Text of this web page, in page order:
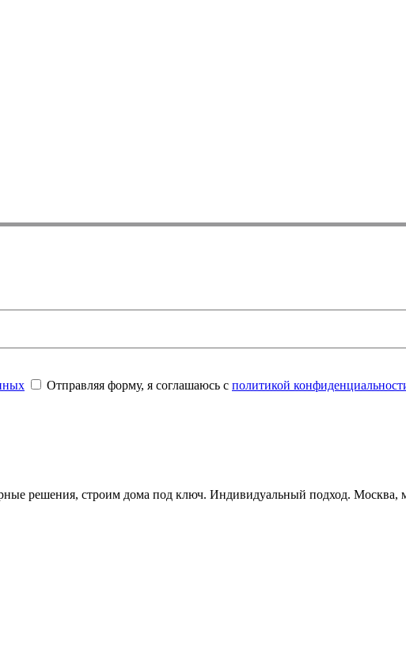
Отправляя форму, я соглашаюсь с политикой
решения, строим дома под ключ. Индивидуальный подход.